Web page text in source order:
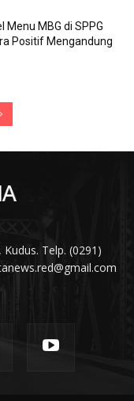
Menu MBG di SPPG
Positif Mengandung
Telp. (0291)